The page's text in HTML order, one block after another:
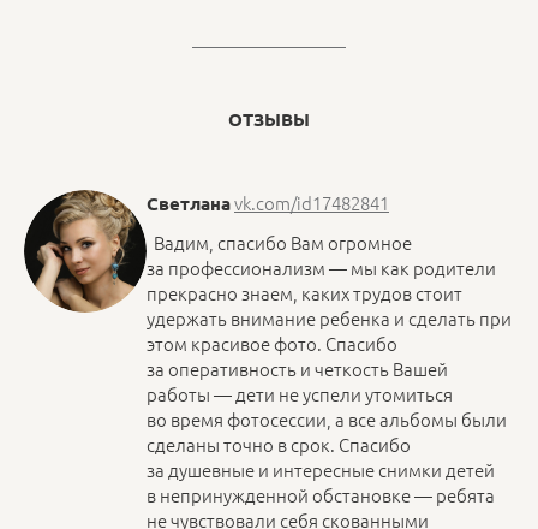
ОТЗЫВЫ
Светланаvk.com/id17482841
Вадим, спасибо Вам огромное
за профессионализм — мы как родители
прекрасно знаем, каких трудов стоит
удержать внимание ребенка и сделать при
этом красивое фото. Спасибо
за оперативность и четкость Вашей
работы — дети не успели утомиться
во время фотосессии, а все альбомы были
сделаны точно в срок. Спасибо
за душевные и интересные снимки детей
в непринужденной обстановке — ребята
не чувствовали себя скованными